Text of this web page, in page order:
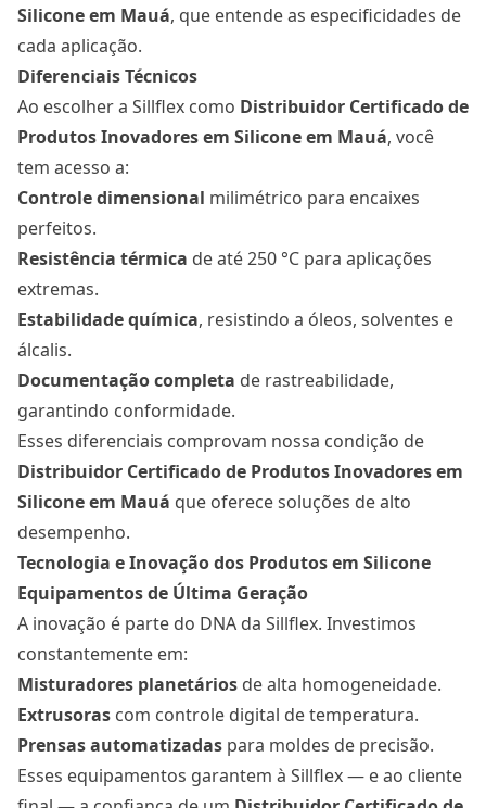
Siliconeem Mauá, que entende as especificidades de
cada aplicação.
Diferenciais Técnicos
Ao escolher a Sillflex como Distribuidor Certificado de
Produtos Inovadores em Siliconeem Mauá, você
tem acesso a:
Controle dimensional milimétrico para encaixes
perfeitos.
Resistência térmica de até 250 °C para aplicações
extremas.
Estabilidade química, resistindo a óleos, solventes e
álcalis.
Documentação completa de rastreabilidade,
garantindo conformidade.
Esses diferenciais comprovam nossa condição de
Distribuidor Certificado de Produtos Inovadores em
Siliconeem Mauá que oferece soluções de alto
desempenho.
Tecnologia e Inovação dos Produtos em Silicone
Equipamentos de Última Geração
A inovação é parte do DNA da Sillflex. Investimos
constantemente em:
Misturadores planetários de alta homogeneidade.
Extrusoras com controle digital de temperatura.
Prensas automatizadas para moldes de precisão.
Esses equipamentos garantem à Sillflex — e ao cliente